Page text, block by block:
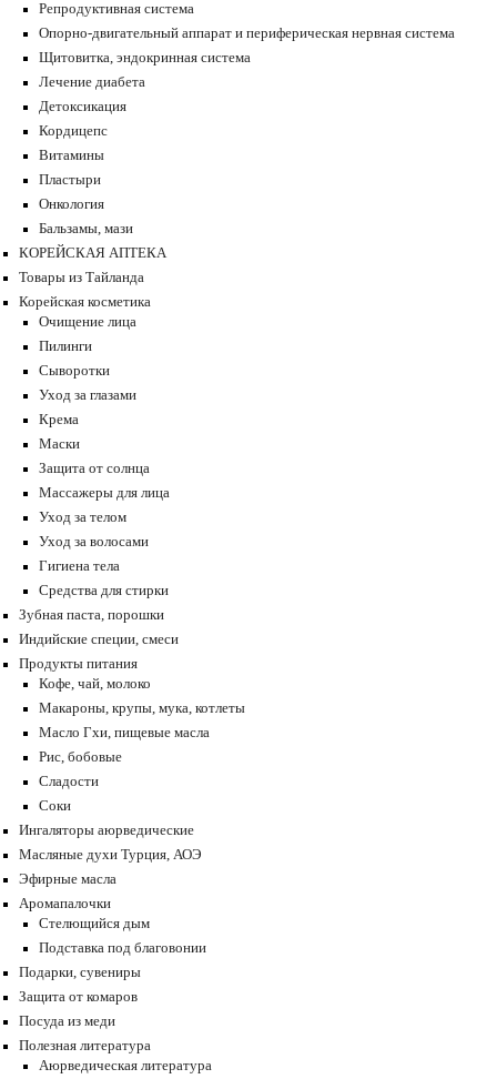
Репродуктивная система
Опорно-двигательный аппарат и периферическая нервная система
Щитовитка, эндокринная система
Лечение диабета
Детоксикация
Кордицепс
Витамины
Пластыри
Онкология
Бальзамы, мази
КОРЕЙСКАЯ АПТЕКА
Товары из Тайланда
Корейская косметика
Очищение лица
Пилинги
Сыворотки
Уход за глазами
Крема
Маски
Защита от солнца
Массажеры для лица
Уход за телом
Уход за волосами
Гигиена тела
Средства для стирки
Зубная паста, порошки
Индийские специи, смеси
Продукты питания
Кофе, чай, молоко
Макароны, крупы, мука, котлеты
Масло Гхи, пищевые масла
Рис, бобовые
Сладости
Соки
Ингаляторы аюрведические
Масляные духи Турция, АОЭ
Эфирные масла
Аромапалочки
Стелющийся дым
Подставка под благовонии
Подарки, сувениры
Защита от комаров
Посуда из меди
Полезная литература
Аюрведическая литература